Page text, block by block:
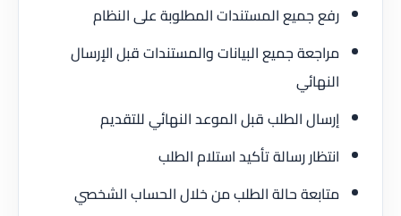
رفع جميع المستندات المطلوبة على النظام
مراجعة جميع البيانات والمستندات قبل الإرسال
النهائي
إرسال الطلب قبل الموعد النهائي للتقديم
انتظار رسالة تأكيد استلام الطلب
متابعة حالة الطلب من خلال الحساب الشخصي